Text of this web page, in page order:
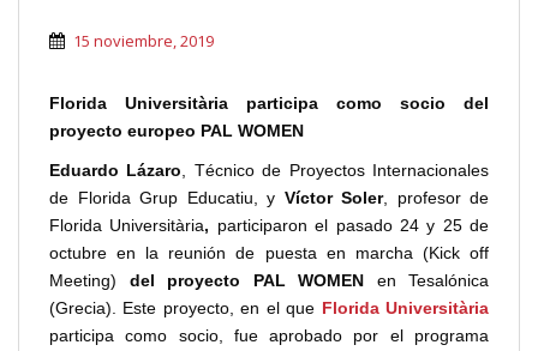
15 noviembre, 2019
Florida Universitària participa como socio del
proyecto europeo PAL WOMEN
Eduardo Lázaro, Técnico de Proyectos Internacionales
de Florida Grup Educatiu, y Víctor Soler, profesor de
Florida Universitària, participaron el pasado 24 y 25 de
octubre en la reunión de puesta en marcha (Kick off
Meeting) del proyecto PAL WOMEN en Tesalónica
(Grecia). Este proyecto, en el que Florida Universitària
participa como socio, fue aprobado por el programa